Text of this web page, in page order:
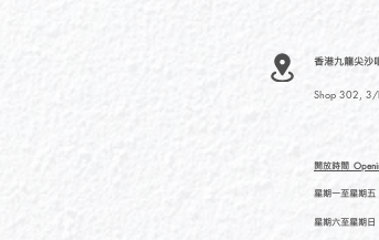
香港九龍尖沙
Shop 302, 3/
開放時間
星期一至星期五
星期六至星期日